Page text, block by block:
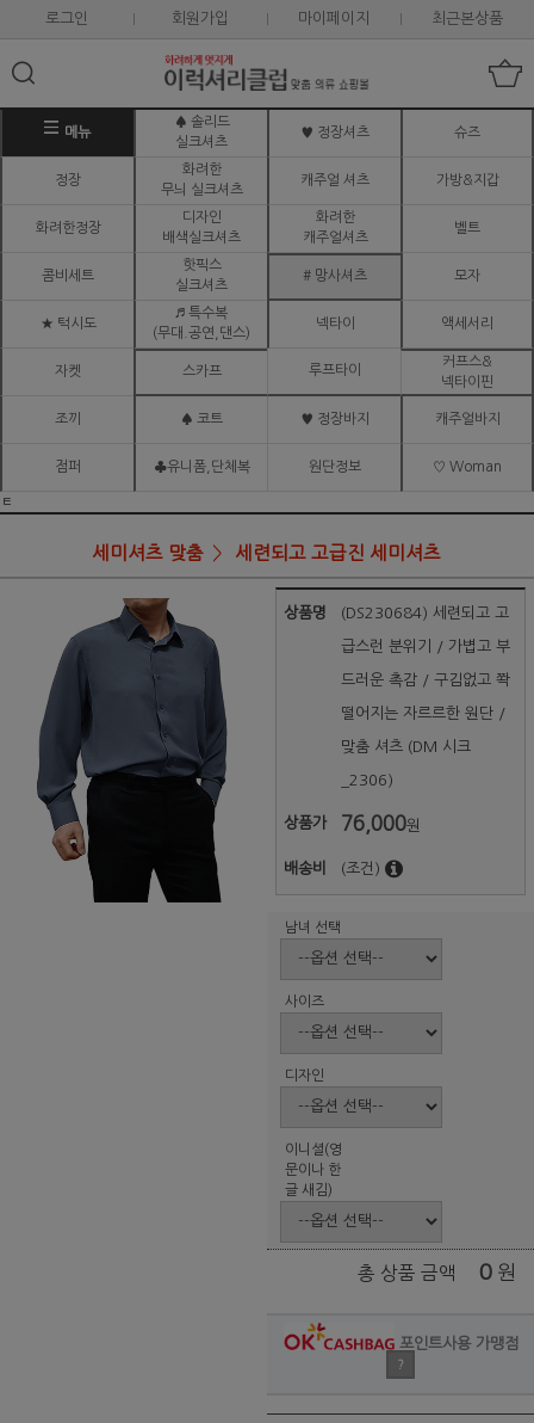
로그인 회원가입 마이페이지 최근본상품
메뉴
♠ 솔리드
실크셔츠
♥ 정장셔츠 슈즈
정장
화려한
무늬 실크셔츠
캐주얼 셔츠 가방&지갑
화려한정장
디자인
배색실크셔츠
화려한
캐주얼셔츠
벨트
콤비세트
핫픽스
실크셔츠
# 망사셔츠 모자
★ 턱시도
♬ 특수복
(무대.공연,댄스)
넥타이 액세서리
자켓 스카프 루프타이
커프스&
넥타이핀
조끼 ♠ 코트 ♥ 정장바지 캐주얼바지
점퍼 ♣유니폼,단체복 원단정보 ♡ Woman
ㅌ
세미셔츠 맞춤 세련되고 고급진 세미셔츠
상품명 (DS230684) 세련되고 고
급스런 분위기 / 가볍고 부
드러운 촉감 / 구김없고 쫙
떨어지는 자르르한 원단 /
맞춤 셔츠 (DM 시크
_2306)
상품가 76,000원
배송비 (조건)
남녀 선택
사이즈
디자인
이니셜(영
문이나 한
글 새김)
총 상품 금액 0 원
포인트사용 가맹점
?